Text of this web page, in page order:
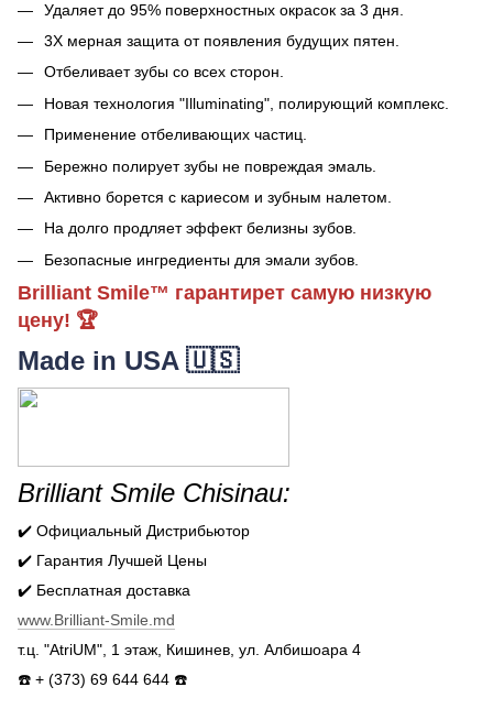
Удаляет до 95% поверхностных окрасок за 3 дня.
3Х мерная защита от появления будущих пятен.
Отбеливает зубы со всех сторон.
Новая технология "Illuminating", полирующий комплекс.
Применение отбеливающих частиц.
Бережно полирует зубы не повреждая эмаль.
Активно борется с кариесом и зубным налетом.
На долго продляет эффект белизны зубов.
Безопасные ингредиенты для эмали зубов.
Brilliant Smile™ гарантирет самую низкую
цену! 🏆
Made in USA 🇺🇸
Brilliant Smile Chisinau:
✔️ Официальный Дистрибьютор
✔️ Гарантия Лучшей Цены
✔️ Бесплатная доставка
www.Brilliant-Smile.md
т.ц. "AtriUM", 1 этаж, Кишинев, ул. Албишоара 4
☎️ + (373) 69 644 644 ☎️